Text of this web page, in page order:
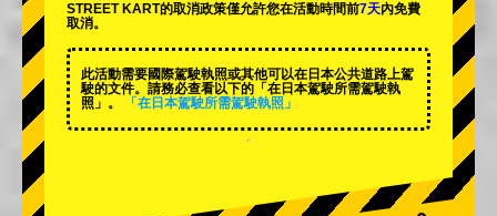
STREET KART的取消政策僅允許您在活動時間前7天內免費
取消。
此活動需要國際駕駛執照或其他可以在日本公共道路上駕
駛的文件。請務必查看以下的「在日本駕駛所需駕駛執
照」。
「在日本駕駛所需駕駛執照」